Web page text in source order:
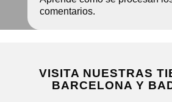
comentarios.
VISITA NUESTRAS
BARCELONA Y